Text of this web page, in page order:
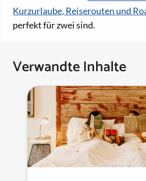
Kurzurlaube, Reiserouten und
perfekt für zwei sind.
Verwandte Inhalte